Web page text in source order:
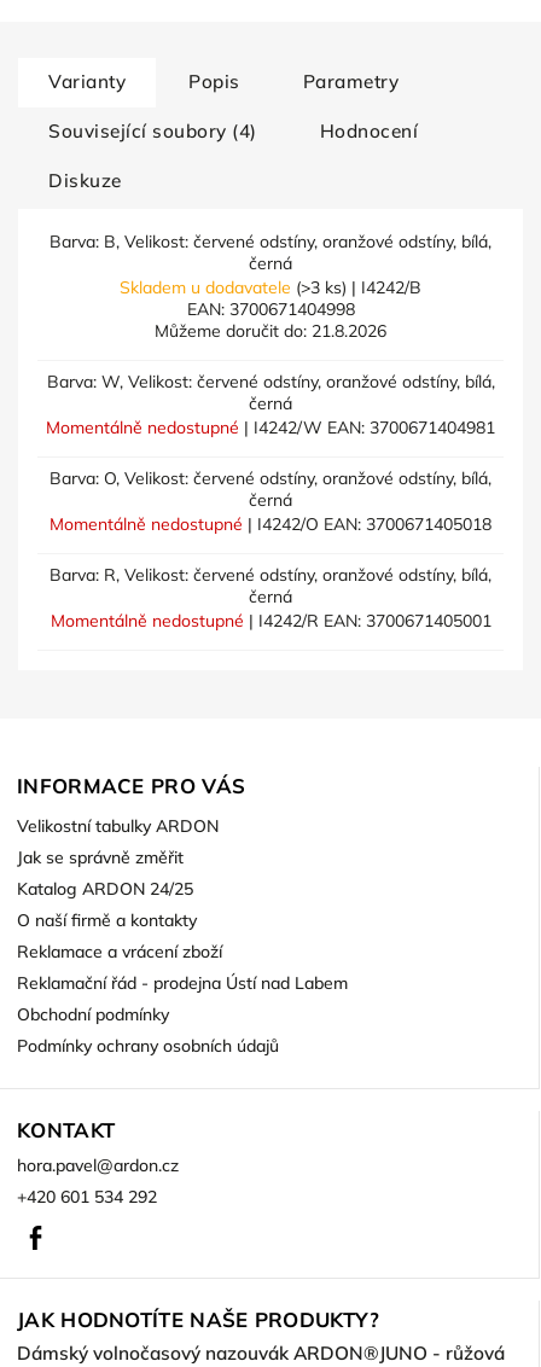
Varianty Popis Parametry
Související soubory (4) Hodnocení
Diskuze
Barva: B, Velikost: červené odstíny, oranžové odstíny, bílá,
černá
Skladem u dodavatele (>3 ks) | I4242/B
EAN: 3700671404998
Můžeme doručit do: 21.8.2026
Barva: W, Velikost: červené odstíny, oranžové odstíny, bílá,
černá
Momentálně nedostupné | I4242/W EAN: 3700671404981
Barva: O, Velikost: červené odstíny, oranžové odstíny, bílá,
černá
Momentálně nedostupné | I4242/O EAN: 3700671405018
Barva: R, Velikost: červené odstíny, oranžové odstíny, bílá,
černá
Momentálně nedostupné | I4242/R EAN: 3700671405001
INFORMACE PRO VÁS
Velikostní tabulky ARDON
Jak se správně změřit
Katalog ARDON 24/25
O naší firmě a kontakty
Reklamace a vrácení zboží
Reklamační řád - prodejna Ústí nad Labem
Obchodní podmínky
Podmínky ochrany osobních údajů
KONTAKT
hora.pavel@ardon.cz
+420 601 534 292
JAK HODNOTÍTE NAŠE PRODUKTY?
Dámský volnočasový nazouvák ARDON®JUNO - růžová